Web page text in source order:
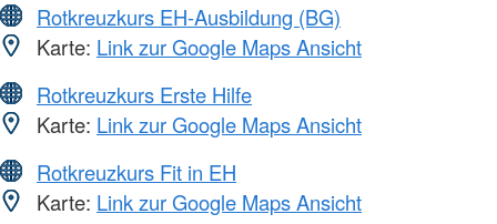
Rotkreuzkurs EH-Ausbildung (BG)
Karte: Link zur Google Maps Ansicht
Rotkreuzkurs Erste Hilfe
Karte: Link zur Google Maps Ansicht
Rotkreuzkurs Fit in EH
Karte: Link zur Google Maps Ansicht